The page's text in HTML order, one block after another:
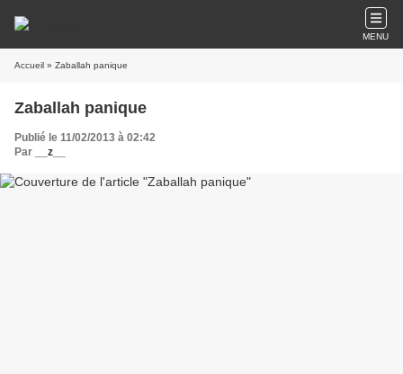
MENU
Accueil » Zaballah panique
Zaballah panique
Publié le 11/02/2013 à 02:42
Par
__z__